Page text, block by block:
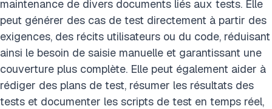
maintenance de divers documents liés aux tests. Elle
peut générer des cas de test directement à partir des
exigences, des récits utilisateurs ou du code, réduisant
ainsi le besoin de saisie manuelle et garantissant une
couverture plus complète. Elle peut également aider à
rédiger des plans de test, résumer les résultats des
tests et documenter les scripts de test en temps réel,